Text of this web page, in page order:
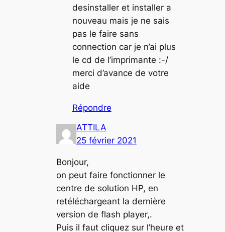
desinstaller et installer a
nouveau mais je ne sais
pas le faire sans
connection car je n’ai plus
le cd de l’imprimante :-/
merci d’avance de votre
aide
Répondre
ATTILA
25 février 2021
Bonjour,
on peut faire fonctionner le
centre de solution HP, en
retéléchargeant la dernière
version de flash player,.
Puis il faut cliquez sur l’heure et